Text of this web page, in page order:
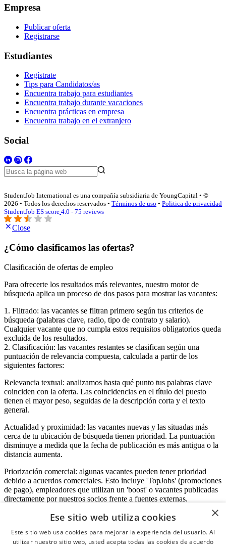
Empresa
Publicar oferta
Registrarse
Estudiantes
Regístrate
Tips para Candidatos/as
Encuentra trabajo para estudiantes
Encuentra trabajo durante vacaciones
Encuentra prácticas en empresa
Encuentra trabajo en el extranjero
Social
StudentJob International es una compañía subsidiaria de YoungCapital • ©
2026 • Todos los derechos reservados • Términos de uso • Politica de privacidad
StudentJob ES score 4.0 - 75 reviews
Close
¿Cómo clasificamos las ofertas?
Clasificación de ofertas de empleo
Para ofrecerte los resultados más relevantes, nuestro motor de
búsqueda aplica un proceso de dos pasos para mostrar las vacantes:
1. Filtrado: las vacantes se filtran primero según tus criterios de
búsqueda (palabras clave, radio, tipo de contrato y salario).
Cualquier vacante que no cumpla estos requisitos obligatorios queda
excluida de los resultados.
2. Clasificación: las vacantes restantes se clasifican según una
puntuación de relevancia compuesta, calculada a partir de los
siguientes factores:
Relevancia textual: analizamos hasta qué punto tus palabras clave
coinciden con la oferta. Las coincidencias en el título del puesto
tienen el mayor peso, seguidas de la descripción corta y el texto
general.
Actualidad y proximidad: las vacantes nuevas y las situadas más
cerca de tu ubicación de búsqueda tienen prioridad. La puntuación
disminuye a medida que la fecha de publicación es más antigua o la
distancia aumenta.
Priorización comercial: algunas vacantes pueden tener prioridad
debido a acuerdos comerciales. Esto incluye 'TopJobs' (promociones
de pago), empleadores que utilizan un 'boost' o vacantes publicadas
directamente por nuestros socios frente a fuentes externas.
Acceso empresas
×
Ese sitio web utiliza cookies
Este sitio web usa cookies para mejorar la experiencia del usuario. Al
utilizar nuestro sitio web, usted acepta todas las cookies de acuerdo